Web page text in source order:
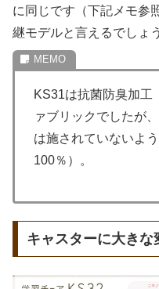
に同じです（下記メモ参
継モデルと言えるでしょう
KS31は抗菌防臭加工
ァブリックでしたが
は施されていないよ
100％）。
キャスターに大きな